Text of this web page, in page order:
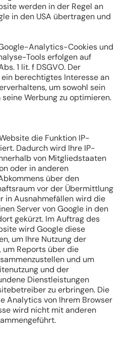
werden in der Regel an
in den USA übertragen und
Analytics-Cookies und
Tools erfolgen auf
1 lit. f DSGVO. Der
berechtigtes Interesse an
um sowohl sein
Werbung zu optimieren.
die Funktion IP-
Dadurch wird Ihre IP-
von Mitgliedstaaten
oder in anderen
über den
vor der Übermittlung
in Ausnahmefällen wird die
Server von Google in den
gekürzt. Im Auftrag des
wird Google diese
um Ihre Nutzung der
um Reports über die
und um
und der
Dienstleistungen
zu erbringen. Die
Analytics von Ihrem Browser
wird nicht mit anderen